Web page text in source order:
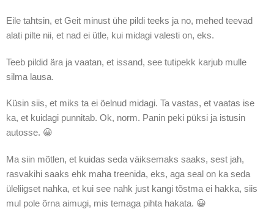
Eile tahtsin, et Geit minust ühe pildi teeks ja no, mehed teevad
alati pilte nii, et nad ei ütle, kui midagi valesti on, eks.
Teeb pildid ära ja vaatan, et issand, see tutipekk karjub mulle
silma lausa.
Küsin siis, et miks ta ei öelnud midagi. Ta vastas, et vaatas ise
ka, et kuidagi punnitab. Ok, norm. Panin peki püksi ja istusin
autosse. 😀
Ma siin mõtlen, et kuidas seda väiksemaks saaks, sest jah,
rasvakihi saaks ehk maha treenida, eks, aga seal on ka seda
üleliigset nahka, et kui see nahk just kangi tõstma ei hakka, siis
mul pole õrna aimugi, mis temaga pihta hakata. 😀